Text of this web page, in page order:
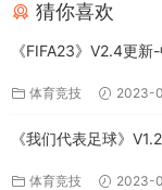
猜你喜欢
《FIFA23》V2.4更
体育竞技 2023-
《我们代表足球》
体育竞技 2023-